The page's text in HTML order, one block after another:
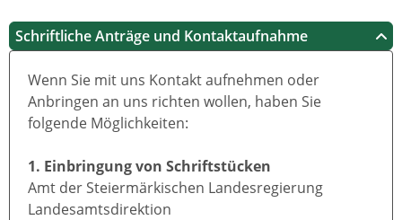
Schriftliche Anträge und Kontaktaufnahme
Wenn Sie mit uns Kontakt aufnehmen oder
Anbringen an uns richten wollen, haben Sie
folgende Möglichkeiten:
1. Einbringung von Schriftstücken
Amt der Steiermärkischen Landesregierung
Landesamtsdirektion